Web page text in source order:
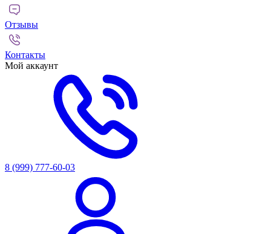
Отзывы
Контакты
Мой аккаунт
8 (999) 777-60-03